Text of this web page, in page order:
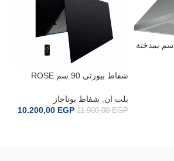
شفاط بوش هرمى 60 سم بمدخنة
شفاط بيورتى 90 سم ROSE
بلت ان
شفاط بوتاجاز
11.900,00EGP
10.200,00 EGP